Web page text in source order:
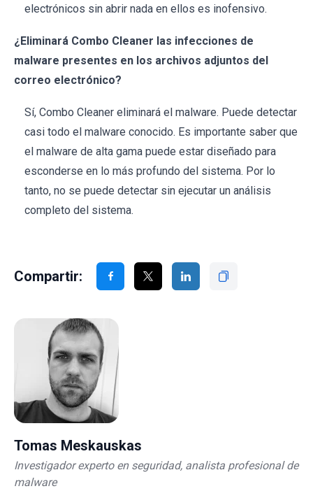
electrónicos sin abrir nada en ellos es inofensivo.
¿Eliminará Combo Cleaner las infecciones de
malware presentes en los archivos adjuntos del
correo electrónico?
Sí, Combo Cleaner eliminará el malware. Puede detectar
casi todo el malware conocido. Es importante saber que
el malware de alta gama puede estar diseñado para
esconderse en lo más profundo del sistema. Por lo
tanto, no se puede detectar sin ejecutar un análisis
completo del sistema.
Compartir:
Tomas Meskauskas
Investigador experto en seguridad, analista profesional de
malware